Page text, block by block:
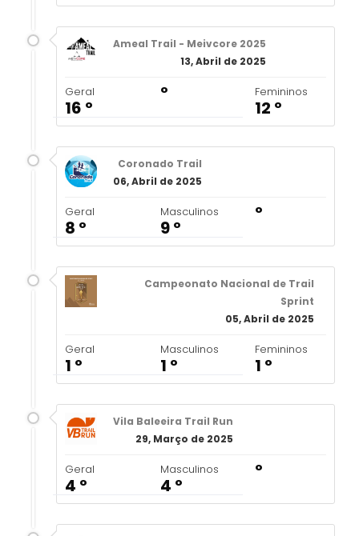
Ameal Trail - Meivcore 2025
13, Abril de 2025
Geral
16 º
º Femininos
12 º
Coronado Trail
06, Abril de 2025
Geral
8 º
Masculinos
9 º
º
Campeonato Nacional de Trail
Sprint
05, Abril de 2025
Geral
1 º
Masculinos
1 º
Femininos
1 º
Vila Baleeira Trail Run
29, Março de 2025
Geral
4 º
Masculinos
4 º
º